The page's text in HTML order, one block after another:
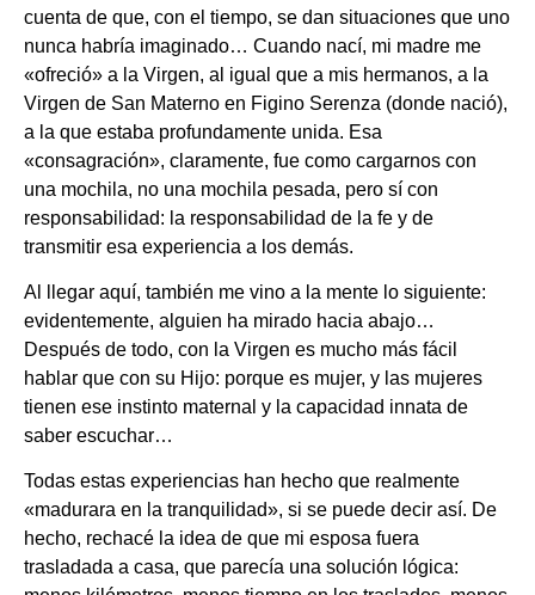
cuenta de que, con el tiempo, se dan situaciones que uno
nunca habría imaginado… Cuando nací, mi madre me
«ofreció» a la Virgen, al igual que a mis hermanos, a la
Virgen de San Materno en Figino Serenza (donde nació),
a la que estaba profundamente unida. Esa
«consagración», claramente, fue como cargarnos con
una mochila, no una mochila pesada, pero sí con
responsabilidad: la responsabilidad de la fe y de
transmitir esa experiencia a los demás.
Al llegar aquí, también me vino a la mente lo siguiente:
evidentemente, alguien ha mirado hacia abajo…
Después de todo, con la Virgen es mucho más fácil
hablar que con su Hijo: porque es mujer, y las mujeres
tienen ese instinto maternal y la capacidad innata de
saber escuchar…
Todas estas experiencias han hecho que realmente
«madurara en la tranquilidad», si se puede decir así. De
hecho, rechacé la idea de que mi esposa fuera
trasladada a casa, que parecía una solución lógica: